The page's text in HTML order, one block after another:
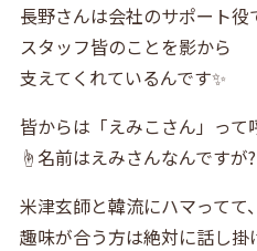
長野さんは会社のサポート役
スタッフ皆のことを影から
支えてくれているんです✨
皆からは「えみこさん」って
☝️名前はえみさんなんですが?
米津玄師と韓流にハマってて、
趣味が合う方は絶対に話し掛